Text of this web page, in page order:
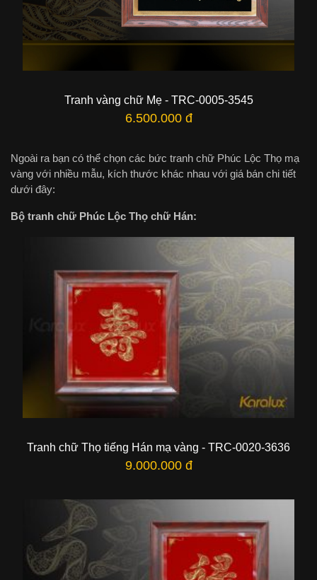
Tranh vàng chữ Mẹ - TRC-0005-3545
6.500.000 đ
Ngoài ra bạn có thể chọn các bức tranh chữ Phúc Lộc Thọ mạ
vàng với nhiều mẫu, kích thước khác nhau với giá bán chi tiết
dưới đây:
Bộ tranh chữ Phúc Lộc Thọ chữ Hán:
Tranh chữ Thọ tiếng Hán mạ vàng - TRC-0020-3636
9.000.000 đ